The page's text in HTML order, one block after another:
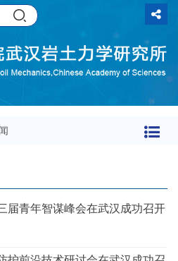
届青年智谋峰会在武汉成功召开